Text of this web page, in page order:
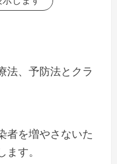
法、予防法とクラ
者を増やさないた
す。